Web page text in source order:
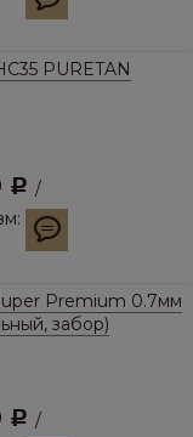
PURETAN
Р /
Premium 0.7мм
забор)
Р /